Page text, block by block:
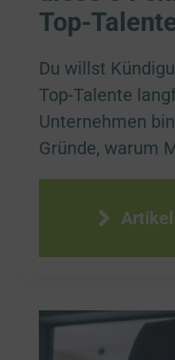
Top-
Du willst
Top-Talente
Unternehmen
Gründe, warum